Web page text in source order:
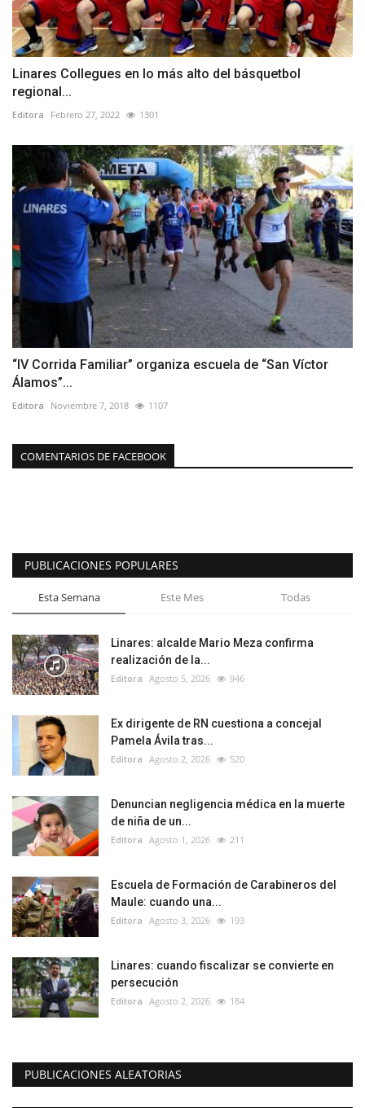
Linares Collegues en lo más alto del básquetbol
regional...
Editora Febrero 27, 2022 1301
“IV Corrida Familiar” organiza escuela de “San Víctor
Álamos”...
Editora Noviembre 7, 2018 1107
COMENTARIOS DE FACEBOOK
PUBLICACIONES POPULARES
Esta Semana Este Mes Todas
Linares: alcalde Mario Meza confirma
realización de la...
Editora Agosto 5, 2026 946
Ex dirigente de RN cuestiona a concejal
Pamela Ávila tras...
Editora Agosto 2, 2026 520
Denuncian negligencia médica en la muerte
de niña de un...
Editora Agosto 1, 2026 211
Escuela de Formación de Carabineros del
Maule: cuando una...
Editora Agosto 3, 2026 193
Linares: cuando fiscalizar se convierte en
persecución
Editora Agosto 2, 2026 184
PUBLICACIONES ALEATORIAS